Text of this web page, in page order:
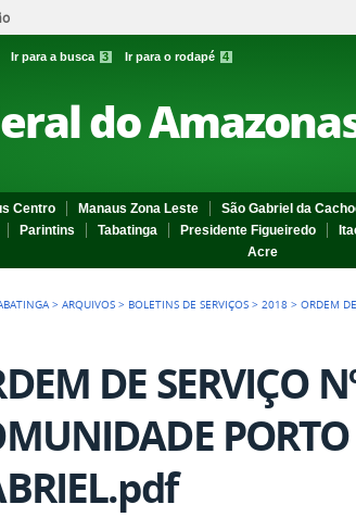
Ir para a busca 3 Ir para o rodapé 4
do
Centro Manaus Zona Leste São Gabriel da
Parintins Tabatinga Presidente Figueiredo
Acre
>ARQUIVOS > BOLETINS DE SERVIÇOS >2018 >ORDEM
DE SERVIÇO